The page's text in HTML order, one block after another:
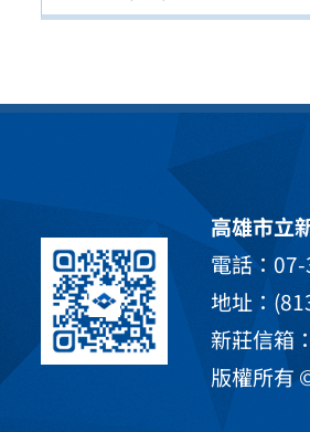
高雄市立
電話：
地址：
新莊信箱：
版權所有